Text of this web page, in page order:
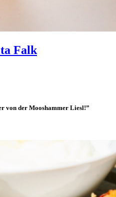
Falk
von der Mooshammer Liesl!”